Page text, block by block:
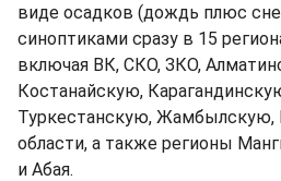
виде осадков (дождь плюс
синоптиками сразу в 15
включая ВК, СКО, ЗКО,
Костанайскую,
Туркестанскую, Жамбылскую,
области, а также регионы
и Абая.